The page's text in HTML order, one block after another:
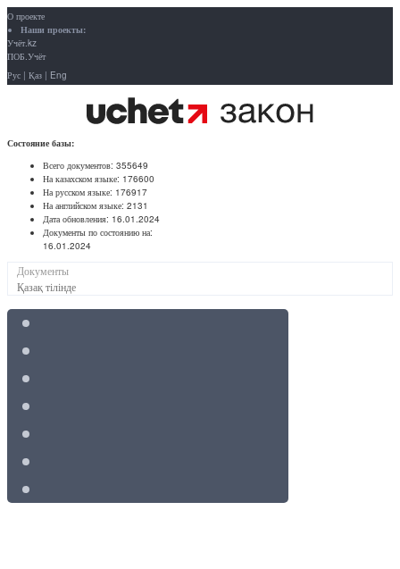
О проекте
Наши проекты:
Учёт.kz
ПОБ.Учёт
Рус | Қаз | Eng
Состояние базы:
Всего документов: 355649
На казахском языке: 176600
На русском языке: 176917
На английском языке: 2131
Дата обновления: 16.01.2024
Документы по состоянию на:
16.01.2024
Документы
Қазақ тілінде